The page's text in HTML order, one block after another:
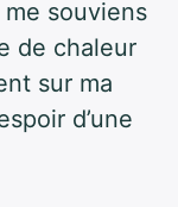
souviens
de chaleur
sur ma
d’une